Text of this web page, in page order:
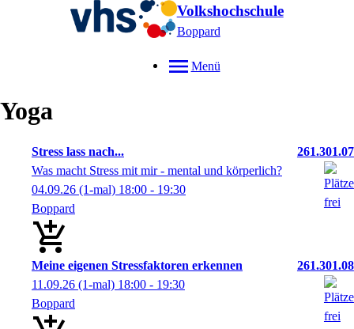
Volkshochschule
Boppard
Menü
Yoga
Stress lass nach...
261.301.07
Was macht Stress mit mir - mental und körperlich?
04.09.26 (1-mal) 18:00 - 19:30
Boppard
Meine eigenen Stressfaktoren erkennen
261.301.08
11.09.26 (1-mal) 18:00 - 19:30
Boppard